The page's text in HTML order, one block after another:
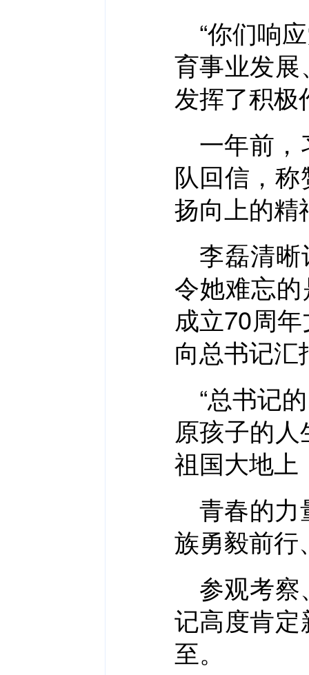
“你们响
育事业发
发挥了积极
一年前
队回信，
扬向上的精
李磊清
令她难忘
成立70周
向总书记汇
“总书记
原孩子的
祖国大地上
青春的
族勇毅前行
参观考
记高度肯
至。